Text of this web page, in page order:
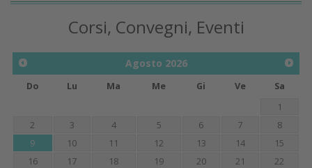
Corsi, Convegni, Eventi
Agosto 2026
Do Lu Ma Me Gi Ve
Sa
1
2
3 4 5 6 7
8
9
10 11 12 13 14
15
16
17 18 19 20 21
22